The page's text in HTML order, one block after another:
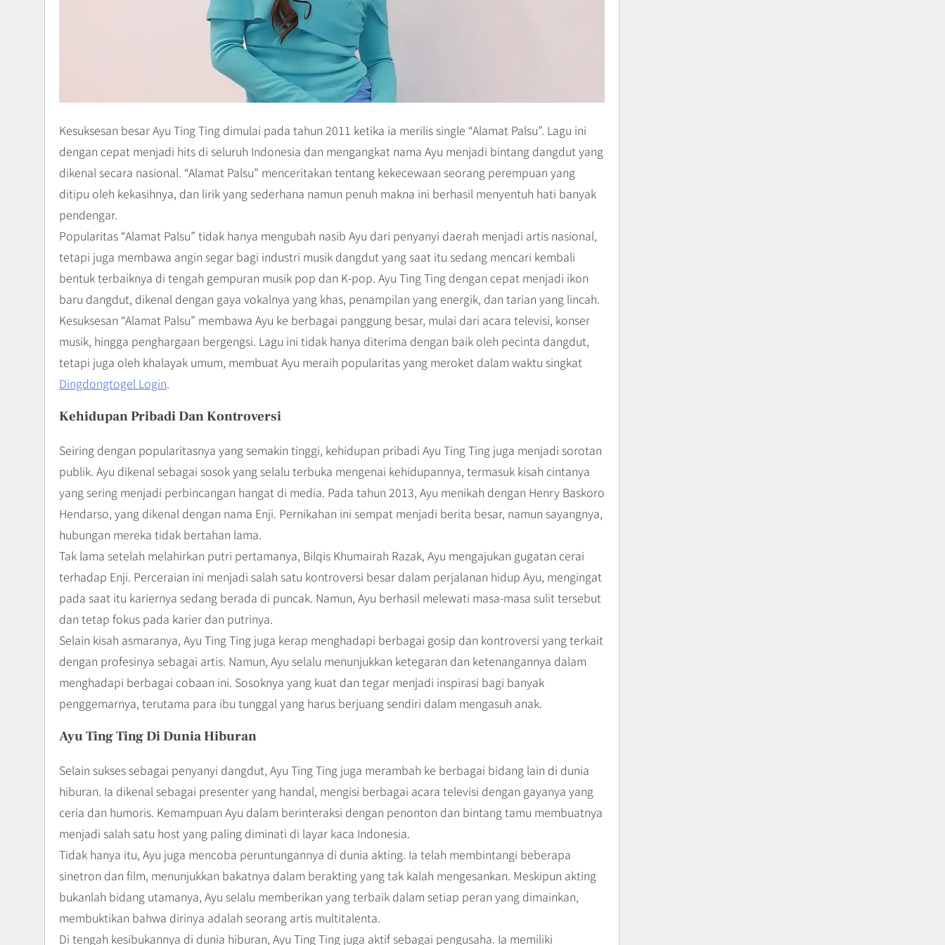
Kesuksesan besar Ayu Ting Ting dimulai pada tahun 2011 ketika ia merilis single “Alamat Palsu”. Lagu ini
dengan cepat menjadi hits di seluruh Indonesia dan mengangkat nama Ayu menjadi bintang dangdut yang
dikenal secara nasional. “Alamat Palsu” menceritakan tentang kekecewaan seorang perempuan yang
ditipu oleh kekasihnya, dan lirik yang sederhana namun penuh makna ini berhasil menyentuh hati banyak
pendengar.
Popularitas “Alamat Palsu” tidak hanya mengubah nasib Ayu dari penyanyi daerah menjadi artis nasional,
tetapi juga membawa angin segar bagi industri musik dangdut yang saat itu sedang mencari kembali
bentuk terbaiknya di tengah gempuran musik pop dan K-pop. Ayu Ting Ting dengan cepat menjadi ikon
baru dangdut, dikenal dengan gaya vokalnya yang khas, penampilan yang energik, dan tarian yang lincah.
Kesuksesan “Alamat Palsu” membawa Ayu ke berbagai panggung besar, mulai dari acara televisi, konser
musik, hingga penghargaan bergengsi. Lagu ini tidak hanya diterima dengan baik oleh pecinta dangdut,
tetapi juga oleh khalayak umum, membuat Ayu meraih popularitas yang meroket dalam waktu singkat
Dingdongtogel Login.
Kehidupan Pribadi Dan Kontroversi
Seiring dengan popularitasnya yang semakin tinggi, kehidupan pribadi Ayu Ting Ting juga menjadi sorotan
publik. Ayu dikenal sebagai sosok yang selalu terbuka mengenai kehidupannya, termasuk kisah cintanya
yang sering menjadi perbincangan hangat di media. Pada tahun 2013, Ayu menikah dengan Henry Baskoro
Hendarso, yang dikenal dengan nama Enji. Pernikahan ini sempat menjadi berita besar, namun sayangnya,
hubungan mereka tidak bertahan lama.
Tak lama setelah melahirkan putri pertamanya, Bilqis Khumairah Razak, Ayu mengajukan gugatan cerai
terhadap Enji. Perceraian ini menjadi salah satu kontroversi besar dalam perjalanan hidup Ayu, mengingat
pada saat itu kariernya sedang berada di puncak. Namun, Ayu berhasil melewati masa-masa sulit tersebut
dan tetap fokus pada karier dan putrinya.
Selain kisah asmaranya, Ayu Ting Ting juga kerap menghadapi berbagai gosip dan kontroversi yang terkait
dengan profesinya sebagai artis. Namun, Ayu selalu menunjukkan ketegaran dan ketenangannya dalam
menghadapi berbagai cobaan ini. Sosoknya yang kuat dan tegar menjadi inspirasi bagi banyak
penggemarnya, terutama para ibu tunggal yang harus berjuang sendiri dalam mengasuh anak.
Ayu Ting Ting Di Dunia Hiburan
Selain sukses sebagai penyanyi dangdut, Ayu Ting Ting juga merambah ke berbagai bidang lain di dunia
hiburan. Ia dikenal sebagai presenter yang handal, mengisi berbagai acara televisi dengan gayanya yang
ceria dan humoris. Kemampuan Ayu dalam berinteraksi dengan penonton dan bintang tamu membuatnya
menjadi salah satu host yang paling diminati di layar kaca Indonesia.
Tidak hanya itu, Ayu juga mencoba peruntungannya di dunia akting. Ia telah membintangi beberapa
sinetron dan film, menunjukkan bakatnya dalam berakting yang tak kalah mengesankan. Meskipun akting
bukanlah bidang utamanya, Ayu selalu memberikan yang terbaik dalam setiap peran yang dimainkan,
membuktikan bahwa dirinya adalah seorang artis multitalenta.
Di tengah kesibukannya di dunia hiburan, Ayu Ting Ting juga aktif sebagai pengusaha. Ia memiliki